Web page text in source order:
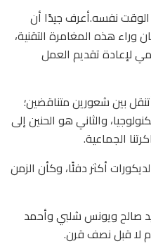
نفسه.أعرف جيدًا أن
وراء هذه المغامرة التقنية،
لإعادة تقديم العمل
بين شعورين متناقضين؛
والثاني هو الحنين إلى
الجماعية.
أكثر دفئًا، وكأن الزمن
صالح ويونس شلبي وأحمد
لا قبل نصف قرن.